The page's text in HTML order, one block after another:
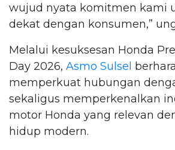
wujud nyata komitmen kami
dekat dengan konsumen,”
Melalui kesuksesan Honda
Day 2026, Asmo Sulsel
memperkuat hubungan
sekaligus memperkenalkan
motor Honda yang relevan
hidup modern.